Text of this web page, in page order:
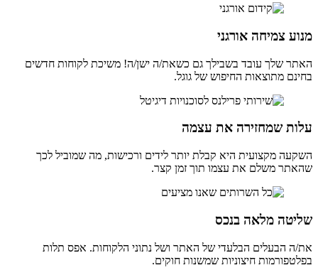
מנוע צמיחה אורגני
האתר שלך עובד בשבילך גם כשאת/ה ישן/ה! משיכת לקוחות חדשים
בחינם מתוצאות החיפוש של גוגל.
עלות שמחזירה את עצמה
השקעה מקצועית היא קבלת יותר לידים ורכישות, מה שמוביל לכך
שהאתר משלם את עצמו תוך זמן קצר.
שליטה מלאה בנכס
את/ה הבעלים הבלעדי של האתר ושל נתוני הלקוחות. אפס תלות
בפלטפורמות חיצוניות שמשנות חוקים.